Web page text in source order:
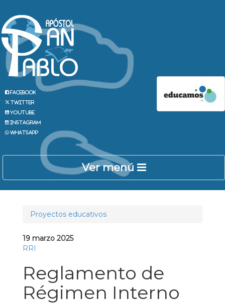
Facebook
Twitter
Youtube
Instagram
Whatsapp
Ver menú
Proyectos educativos
19 marzo 2025
RRI
Reglamento de
Régimen Interno